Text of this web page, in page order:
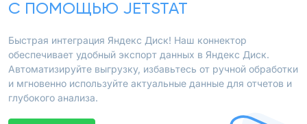
С ПОМОЩЬЮ JETSTAT
Быстрая интеграция Яндекс Диск! Наш коннектор
обеспечивает удобный экспорт данных в Яндекс Диск.
Автоматизируйте выгрузку, избавьтесь от ручной обработки
и мгновенно используйте актуальные данные для отчетов и
глубокого анализа.